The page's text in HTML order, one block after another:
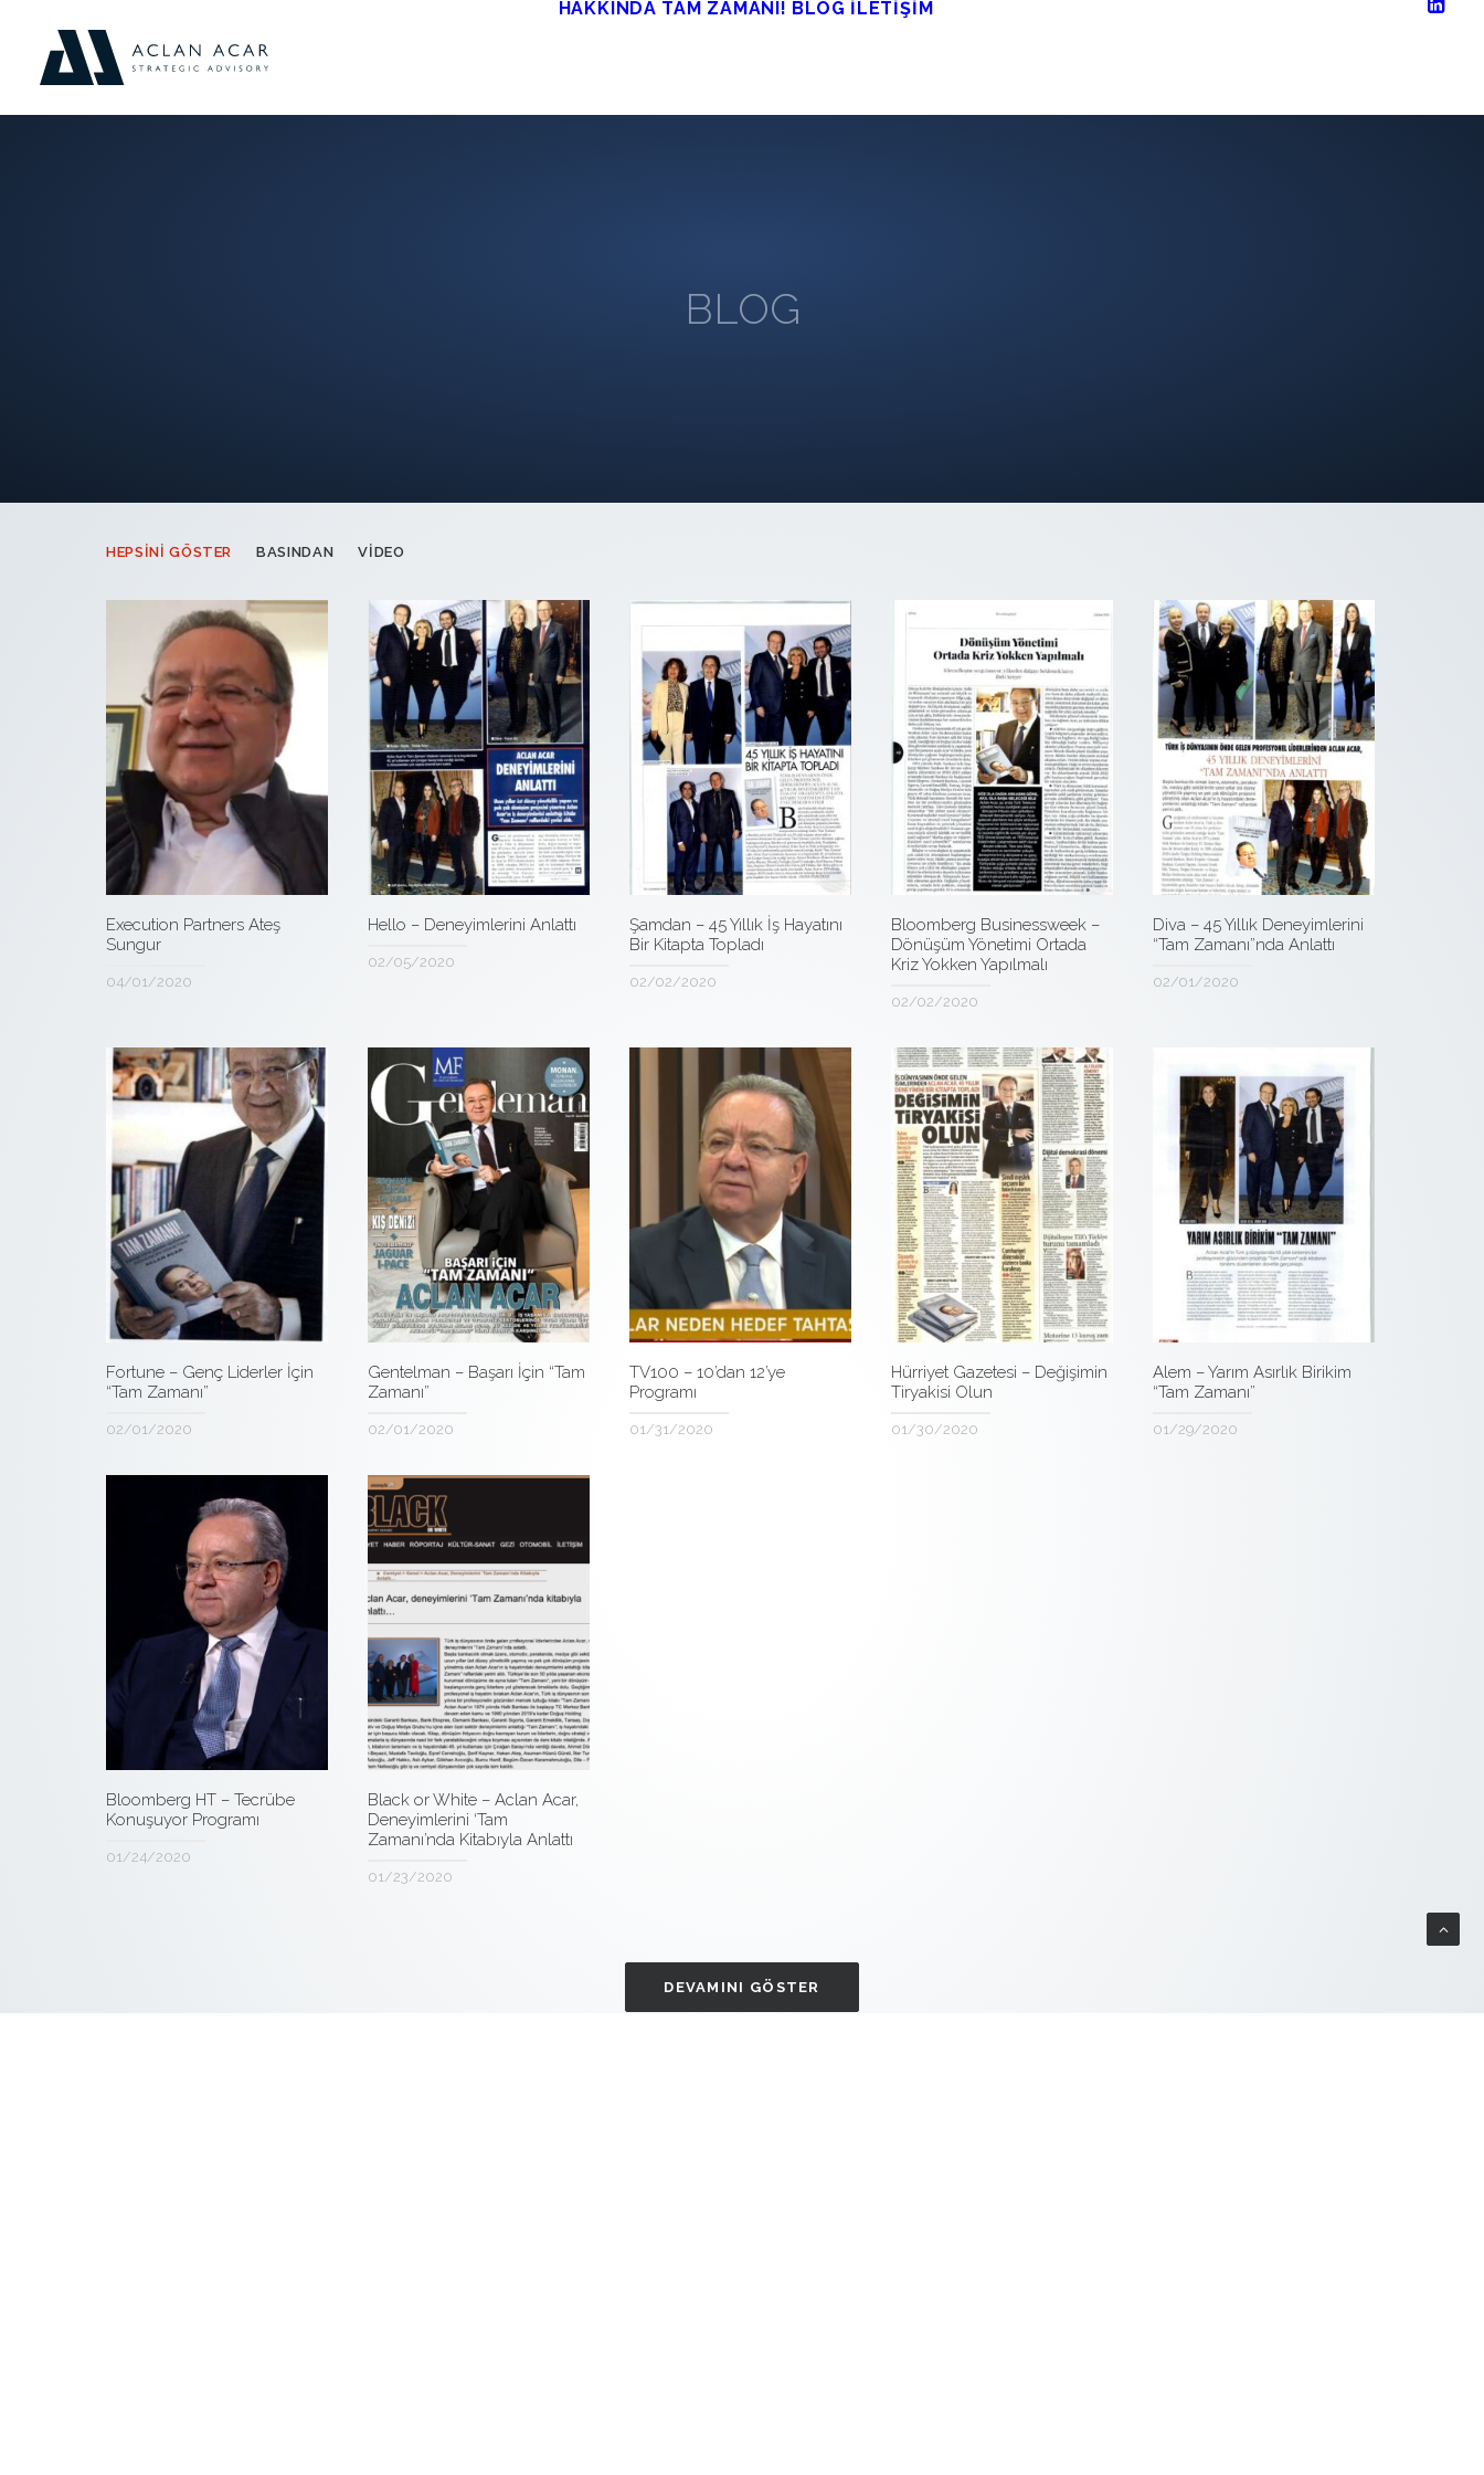
HAKKINDA TAM ZAMANI! BLOG İLETİŞİM
BLOG
HEPSINI GÖSTER BASINDAN VIDEO
Execution Partners Ateş
Sungur
04/01/2020
Hello – Deneyimlerini Anlattı
02/05/2020
Şamdan – 45 Yıllık İş Hayatını
Bir Kitapta Topladı
02/02/2020
Bloomberg Businessweek –
Dönüşüm Yönetimi Ortada
Kriz Yokken Yapılmalı
02/02/2020
Diva – 45 Yıllık Deneyimlerini
“Tam Zamanı”nda Anlattı
02/01/2020
Fortune – Genç Liderler İçin
“Tam Zamanı”
02/01/2020
Gentelman – Başarı İçin “Tam
Zamanı”
02/01/2020
TV100 – 10’dan 12’ye
Programı
01/31/2020
Hürriyet Gazetesi – Değişimin
Tiryakisi Olun
01/30/2020
Alem – Yarım Asırlık Birikim
“Tam Zamanı”
01/29/2020
Bloomberg HT – Tecrübe
Konuşuyor Programı
01/24/2020
Black or White – Aclan Acar,
Deneyimlerini ‘Tam
Zamanı’nda Kitabıyla Anlattı
01/23/2020
DEVAMINI GÖSTER